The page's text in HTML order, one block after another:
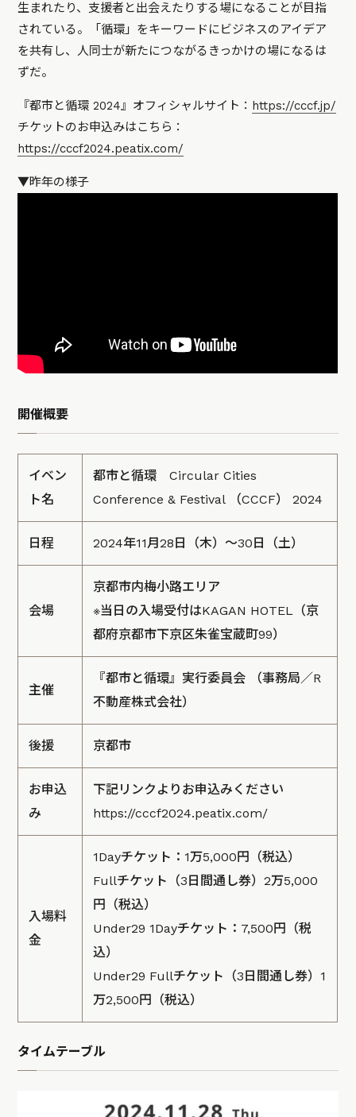
生まれたり、支援者と出会えたりする場になることが目指
されている。「循環」をキーワードにビジネスのアイデア
を共有し、人同士が新たにつながるきっかけの場になるは
ずだ。
『都市と循環 2024』オフィシャルサイト： https://cccf.jp/
チケットのお申込みはこちら：
https://cccf2024.peatix.com/
▼昨年の様子
開催概要
イベン
ト名
都市と循環 Circular Cities
Conference & Festival （CCCF） 2024
日程 2024年11月28日（木）〜30日（土）
会場
京都市内梅小路エリア
※当日の入場受付はKAGAN HOTEL（京
都府京都市下京区朱雀宝蔵町99）
主催
『都市と循環』実行委員会 （事務局／R
不動産株式会社）
後援 京都市
お申込
み
下記リンクよりお申込みください
https://cccf2024.peatix.com/
入場料
金
1Dayチケット：1万5,000円（税込）
Fullチケット（3日間通し券）2万5,000
円（税込）
Under29 1Dayチケット：7,500円（税
込）
Under29 Fullチケット（3日間通し券）1
万2,500円（税込）
タイムテーブル